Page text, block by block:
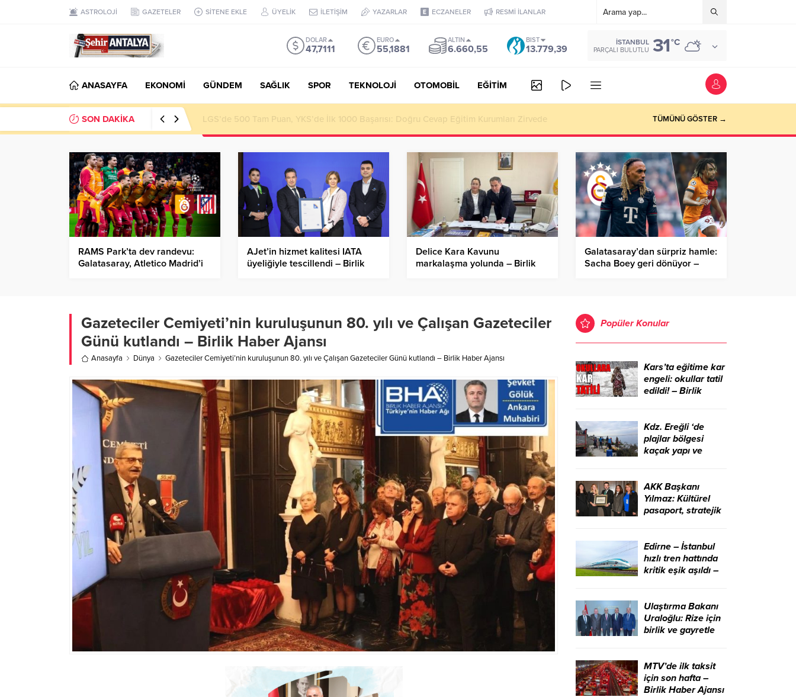
ASTROLOJİ GAZETELER SİTENE EKLE ÜYELİK İLETİŞİM YAZARLAR ECZANELER RESMİ İLANLAR
DOLAR
47,7111
EURO
55,1881
ALTIN
6.660,55
BIST
13.779,39
İSTANBUL
PARÇALI BULUTLU 31°C
ANASAYFA EKONOMİ GÜNDEM SAĞLIK SPOR TEKNOLOJİ OTOMOBİL EĞİTİM
SON DAKİKA LGS’de 500 Tam Puan, YKS’de İlk 1000 Başarısı: Doğru Cevap Eğitim Kurumları Zirvede TÜMÜNÜ GÖSTER →
RAMS Park’ta dev randevu:
Galatasaray, Atletico Madrid’i
AJet’in hizmet kalitesi IATA
üyeliğiyle tescillendi – Birlik
Delice Kara Kavunu
markalaşma yolunda – Birlik
Galatasaray’dan sürpriz hamle:
Sacha Boey geri dönüyor –
Gazeteciler Cemiyeti’nin kuruluşunun 80. yılı ve Çalışan Gazeteciler
Günü kutlandı – Birlik Haber Ajansı
Anasayfa Dünya Gazeteciler Cemiyeti’nin kuruluşunun 80. yılı ve Çalışan Gazeteciler Günü kutlandı – Birlik Haber Ajansı
Popüler Konular
Kars’ta eğitime kar
engeli: okullar tatil
edildi! – Birlik
Kdz. Ereğli ‘de
plajlar bölgesi
kaçak yapı ve
Haber Ajansı
AKK Başkanı
Yılmaz: Kültürel
pasaport, stratejik
Haber Ajansı
Edirne – İstanbul
hızlı tren hattında
kritik eşik aşıldı –
Ulaştırma Bakanı
Uraloğlu: Rize için
birlik ve gayretle
Haber Ajansı
MTV’de ilk taksit
için son hafta –
Birlik Haber Ajansı